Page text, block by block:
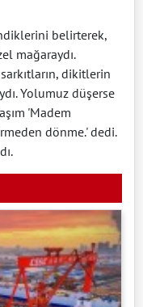
belirterek,
mağaraydı.
dikitlerin
Yolumuz düşerse
'Madem
dönme.' dedi.